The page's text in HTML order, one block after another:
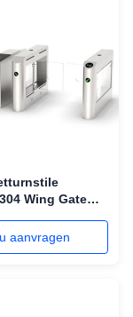
Wing Gate
Systeem
aanvragen